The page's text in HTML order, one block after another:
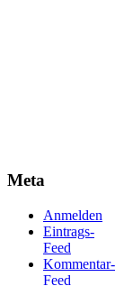
Meta
Anmelden
Eintrags-
Feed
Kommentar-
Feed